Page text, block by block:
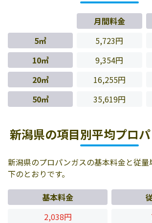
月間料金
5㎥
5,723円
10㎥
9,354円
20㎥
16,255円
50㎥
35,619円
新潟県の項目別平均プロ
新潟県のプロパンガスの基本料金と従
下のとおりです。
基本料金
2,038円